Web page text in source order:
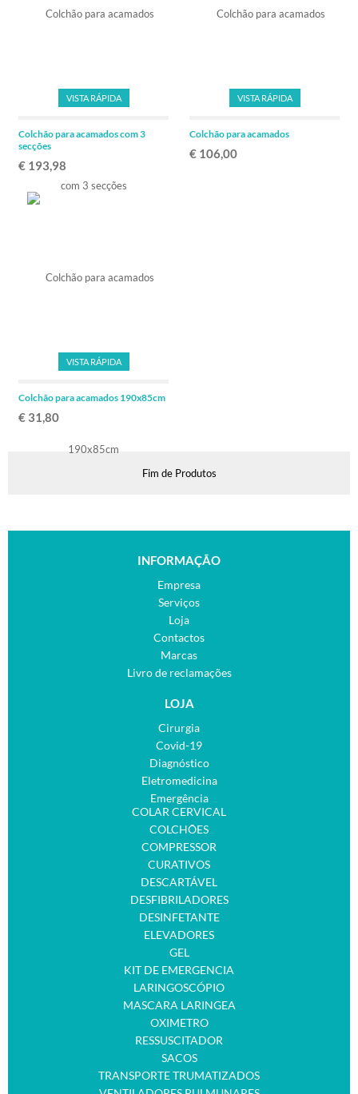
Colchão para acamados com 3
secções
€ 193,98
VISTA RÁPIDA
Colchão para acamados
€ 106,00
VISTA RÁPIDA
Colchão para acamados 190x85cm
€ 31,80
VISTA RÁPIDA
Fim de Produtos
INFORMAÇÃO
Empresa
Serviços
Loja
Contactos
Marcas
Livro de reclamações
LOJA
Cirurgia
Covid-19
Diagnóstico
Eletromedicina
Emergência
COLAR CERVICAL
COLCHÕES
COMPRESSOR
CURATIVOS
DESCARTÁVEL
DESFIBRILADORES
DESINFETANTE
ELEVADORES
GEL
KIT DE EMERGENCIA
LARINGOSCÓPIO
MASCARA LARINGEA
OXIMETRO
RESSUSCITADOR
SACOS
TRANSPORTE TRUMATIZADOS